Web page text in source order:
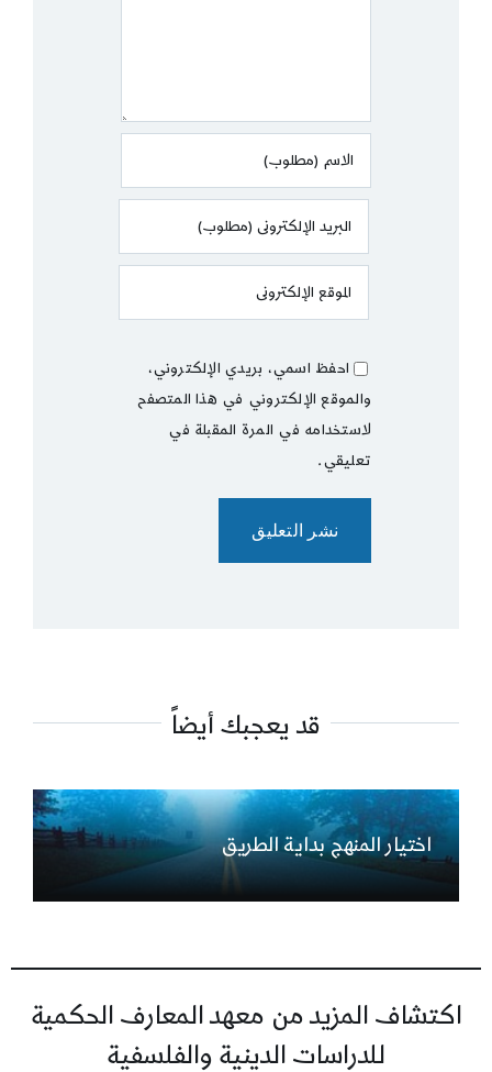
احفظ اسمي، بريدي الإلكتروني،
والموقع الإلكتروني في هذا المتصفح
لاستخدامه في المرة المقبلة في
تعليقي.
قد يعجبك أيضاً
اختيار المنهج بداية الطريق
اكتشاف المزيد من معهد المعارف الحكمية
للدراسات الدينية والفلسفية